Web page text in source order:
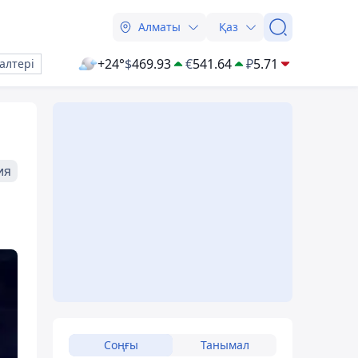
Алматы Қаз
+24°$469.93 €541.64 ₽5.71
Соңғы Танымал